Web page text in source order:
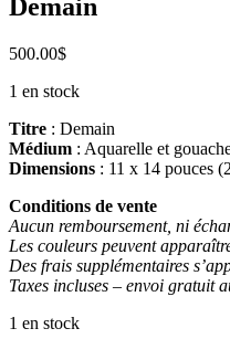
Demain
500.00$
1 en stock
Titre : Demain
Médium : Aquarelle et
Dimensions : 11 x 14 pouces
Conditions de vente
Aucun remboursement, ni
Les couleurs peuvent
Des frais supplémentaires
Taxes incluses – envoi gratuit
1 en stock